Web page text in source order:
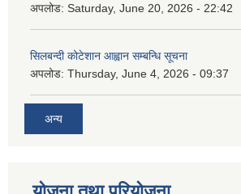
अपलोड: Saturday, June 20, 2026 - 22:42
सिलबन्दी कोटेशान आह्वान सम्बन्धि सूचना
अपलोड: Thursday, June 4, 2026 - 09:37
अन्य